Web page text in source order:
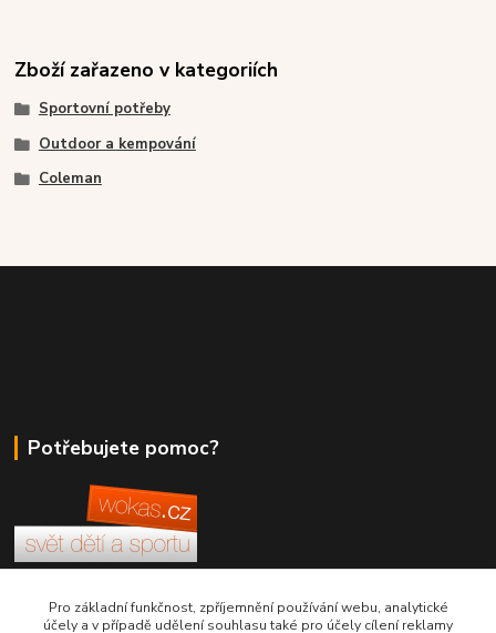
Zboží zařazeno v kategoriích
Sportovní potřeby
Outdoor a kempování
Coleman
Potřebujete pomoc?
+420 380 830 198
Pro základní funkčnost, zpříjemnění používání webu, analytické
účely a v případě udělení souhlasu také pro účely cílení reklamy